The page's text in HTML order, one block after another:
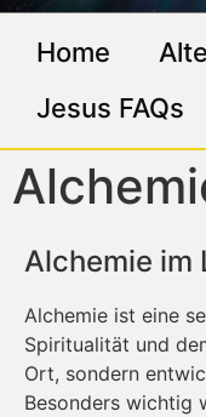
Home
Jesus FAQs
Alchemie
Alchemie ist eine
Spiritualität und
Ort, sondern
Besonders wichtig